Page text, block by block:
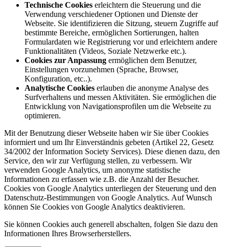
Technische Cookies erleichtern die Steuerung und die
Verwendung verschiedener Optionen und Dienste der
Webseite. Sie identifizieren die Sitzung, steuern Zugriffe auf
bestimmte Bereiche, ermöglichen Sortierungen, halten
Formulardaten wie Registrierung vor und erleichtern andere
Funktionalitäten (Videos, Soziale Netzwerke etc.).
Cookies zur Anpassung ermöglichen dem Benutzer,
Einstellungen vorzunehmen (Sprache, Browser,
Konfiguration, etc..).
Analytische Cookies erlauben die anonyme Analyse des
Surfverhaltens und messen Aktivitäten. Sie ermöglichen die
Entwicklung von Navigationsprofilen um die Webseite zu
optimieren.
Mit der Benutzung dieser Webseite haben wir Sie über Cookies
informiert und um Ihr Einverständnis gebeten (Artikel 22, Gesetz
34/2002 der Information Society Services). Diese dienen dazu, den
Service, den wir zur Verfügung stellen, zu verbessern. Wir
verwenden Google Analytics, um anonyme statistische
Informationen zu erfassen wie z.B. die Anzahl der Besucher.
Cookies von Google Analytics unterliegen der Steuerung und den
Datenschutz-Bestimmungen von Google Analytics. Auf Wunsch
können Sie Cookies von Google Analytics deaktivieren.
Sie können Cookies auch generell abschalten, folgen Sie dazu den
Informationen Ihres Browserherstellers.